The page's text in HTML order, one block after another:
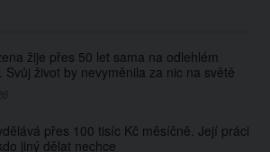
žije přes 50 let sama na odlehlém
Svůj život by nevyměnila za nic na světě
přes 100 tisíc Kč měsíčně. Její práci
jiný dělat nechce